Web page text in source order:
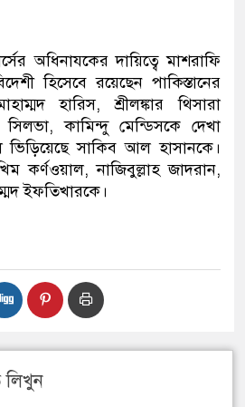
অধিনাযকের দায়িত্বে মাশরাফি
হিসেবে রয়েছেন পাকিস্তানের
হারিস, শ্রীলঙ্কার থিসারা
সিলভা, কামিন্দু মেন্ডিসকে দেখা
ভিড়িয়েছে সাকিব আল হাসানকে।
কর্ণওয়াল, নাজিবুল্লাহ জাদরান,
ইফতিখারকে।